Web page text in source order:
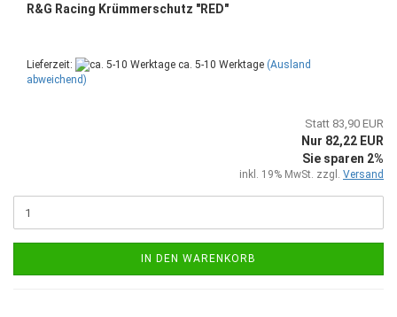
R&G Racing Krümmerschutz "RED"
Lieferzeit: ca. 5-10 Werktage (Ausland
abweichend)
Statt 83,90 EUR
Nur 82,22 EUR
Sie sparen 2%
inkl. 19% MwSt. zzgl. Versand
IN DEN WARENKORB